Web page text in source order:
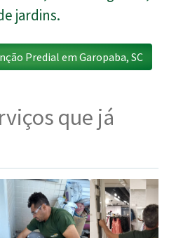
jardins.
Predial em Garopaba, SC
que já